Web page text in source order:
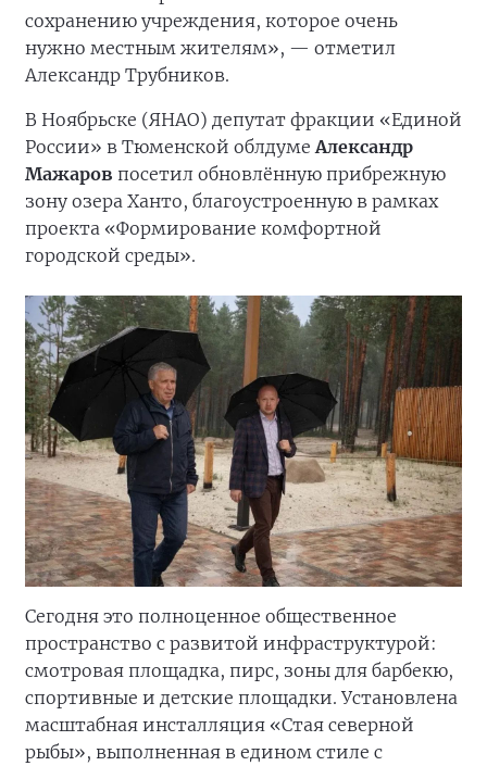
сохранению учреждения, которое очень
нужно местным жителям», — отметил
Александр Трубников.
В Ноябрьске (ЯНАО) депутат фракции «Единой
России» в Тюменской облдуме Александр
Мажаров посетил обновлённую прибрежную
зону озера Ханто, благоустроенную в рамках
проекта «Формирование комфортной
городской среды».
Сегодня это полноценное общественное
пространство с развитой инфраструктурой:
смотровая площадка, пирс, зоны для барбекю,
спортивные и детские площадки. Установлена
масштабная инсталляция «Стая северной
рыбы», выполненная в едином стиле с